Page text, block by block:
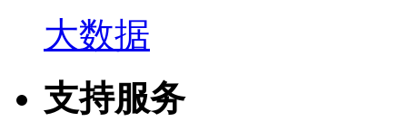
大数据
支持服务